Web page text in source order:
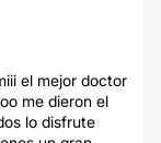
el mejor doctor
me dieron el
lo disfrute